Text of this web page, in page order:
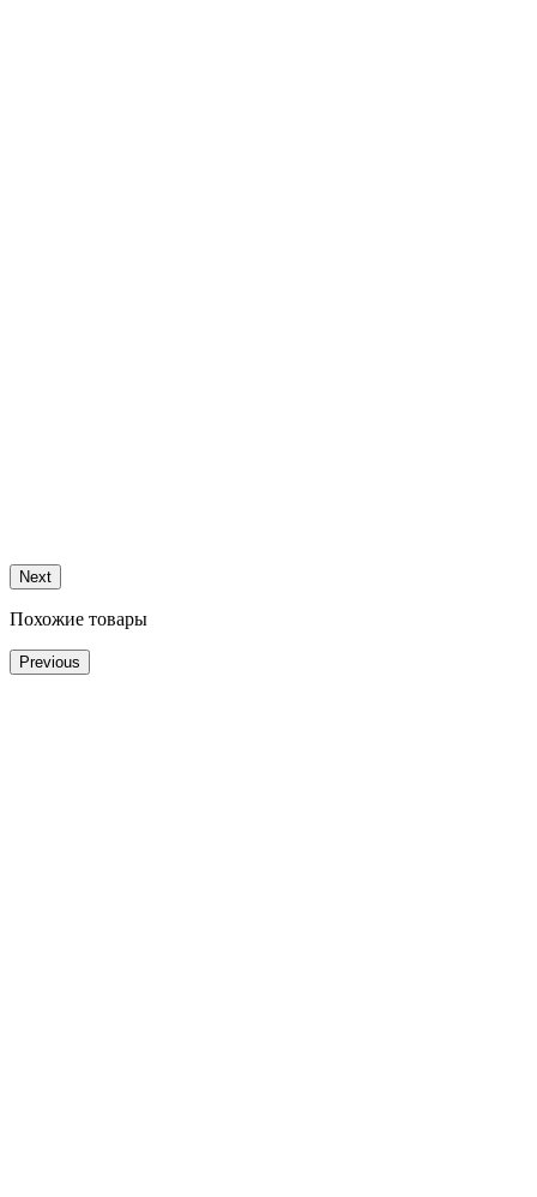
Next
Похожие товары
Previous